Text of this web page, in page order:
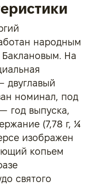
народным
На
двуглавый
номинал, под
год выпуска,
(7,78 г, ¼
изображен
копьем
святого